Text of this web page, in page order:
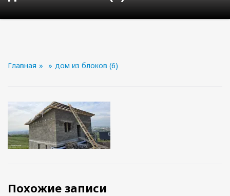
Главная » » дом из блоков (6)
Похожие записи